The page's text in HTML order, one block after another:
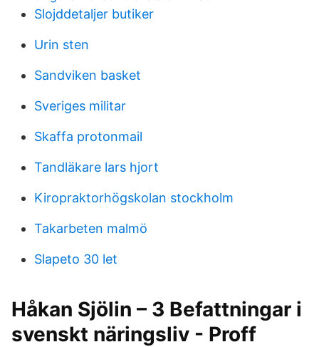
Slojddetaljer butiker
Urin sten
Sandviken basket
Sveriges militar
Skaffa protonmail
Tandläkare lars hjort
Kiropraktorhögskolan stockholm
Takarbeten malmö
Slapeto 30 let
Håkan Sjölin – 3 Befattningar i
svenskt näringsliv - Proff